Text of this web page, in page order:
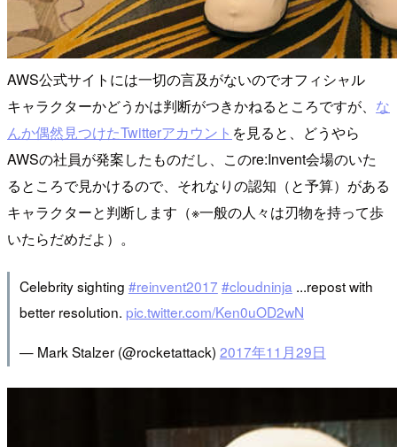
AWS公式サイトには一切の言及がないのでオフィシャル
キャラクターかどうかは判断がつきかねるところですが、 な
んか偶然見つけたTwitterアカウント を見ると、どうやら
AWSの社員が発案したものだし、このre:Invent会場のいた
るところで見かけるので、それなりの認知（と予算）がある
キャラクターと判断します（※一般の人々は刃物を持って歩
いたらだめだよ）。
Celebrity sighting #reinvent2017 #cloudninja ...repost with
better resolution. pic.twitter.com/Ken0uOD2wN
— Mark Stalzer (@rocketattack) 2017年11月29日